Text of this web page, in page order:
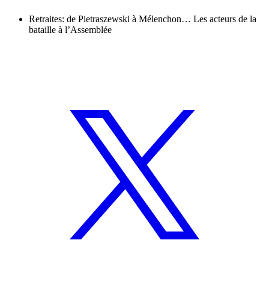
Retraites: de Pietraszewski à Mélenchon… Les acteurs de la
bataille à l’Assemblée